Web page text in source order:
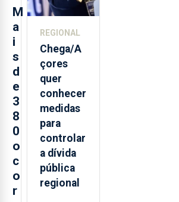
M
a
i
s
d
e
3
8
0
o
c
o
r
postos de
REGIONAL
Chega/A
çores
quer
conhecer
medidas
para
controlar
a dívida
pública
regional